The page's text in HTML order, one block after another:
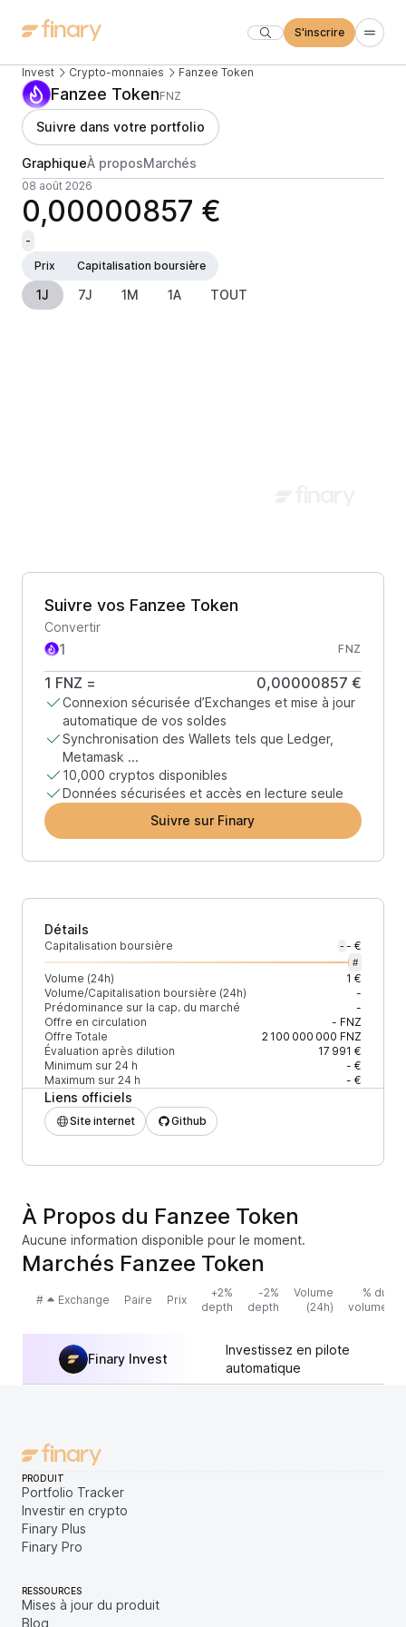
S'inscrire
Invest Crypto-monnaies Fanzee Token
Fanzee TokenFNZ
Suivre dans votre portfolio
GraphiqueÀ proposMarchés
08 août 2026
0,00000857 €
-
Prix
Capitalisation boursière
1J 7J 1M 1A TOUT
Suivre vos Fanzee Token
Convertir
FNZ
1 FNZ = 0,00000857 €
Connexion sécurisée d’Exchanges et mise à jour
automatique de vos soldes
Synchronisation des Wallets tels que Ledger,
Metamask ...
10,000 cryptos disponibles
Données sécurisées et accès en lecture seule
Suivre sur Finary
Détails
Capitalisation boursière - - €
#
Volume (24h)
1 €
Volume/Capitalisation boursière (24h)
-
Prédominance sur la cap. du marché
-
Offre en circulation
- FNZ
Offre Totale
2 100 000 000 FNZ
Évaluation après dilution
17 991 €
Minimum sur 24 h
- €
Maximum sur 24 h
- €
Liens officiels
Site internet Github
À Propos du Fanzee Token
Aucune information disponible pour le moment.
Marchés Fanzee Token
# Exchange Paire Prix
+2%
depth
-2%
depth
Volume
(24h)
% du
volume
Finary Invest
Investissez en pilote
automatique
PRODUIT
Portfolio Tracker
Investir en crypto
Finary Plus
Finary Pro
RESSOURCES
Mises à jour du produit
Blog